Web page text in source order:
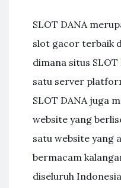
SLOT DANA
slot gacor terbaik
dimana situs
satu server
SLOT DANA juga
website yang
satu website yang
bermacam
diseluruh